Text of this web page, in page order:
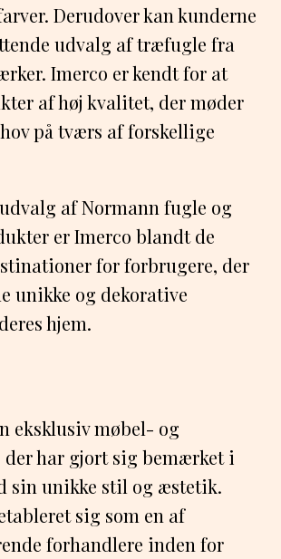
Derudover kan kunderne
udvalg af træfugle fra
Imerco er kendt for at
af høj kvalitet, der møder
på tværs af forskellige
af Normann fugle og
er Imerco blandt de
for forbrugere, der
unikke og dekorative
hjem.
eksklusiv møbel- og
har gjort sig bemærket i
sin unikke stil og æstetik.
sig som en af
forhandlere inden for